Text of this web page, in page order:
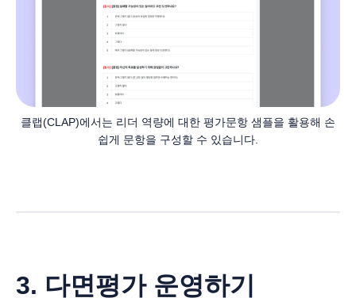
클랩(CLAP)에서는 리더 역량에 대한 평가문항 샘플을 활용해 손
쉽게 문항을 구성할 수 있습니다.
3. 다면평가 운영하기